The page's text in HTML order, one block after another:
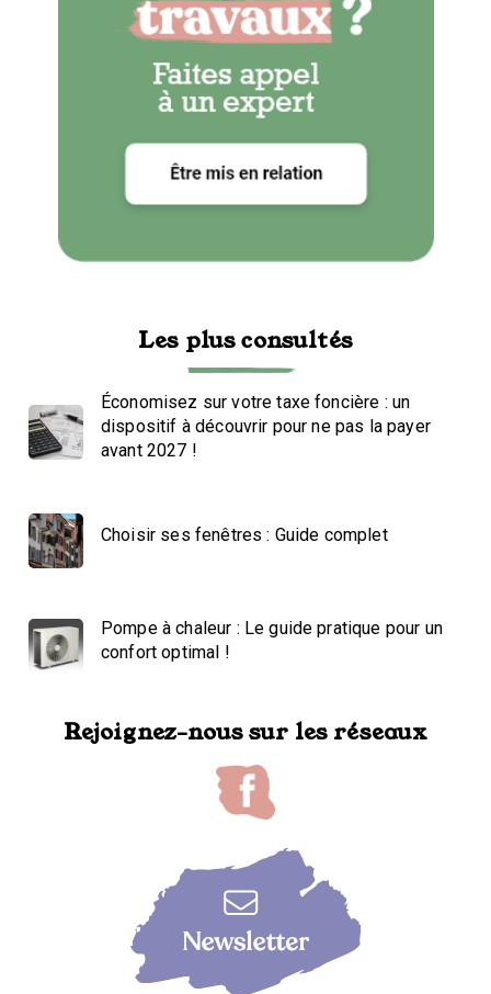
Les plus consultés
Économisez sur votre taxe foncière : un
dispositif à découvrir pour ne pas la payer
avant 2027 !
Choisir ses fenêtres : Guide complet
Pompe à chaleur : Le guide pratique pour un
confort optimal !
Rejoignez-nous sur les réseaux